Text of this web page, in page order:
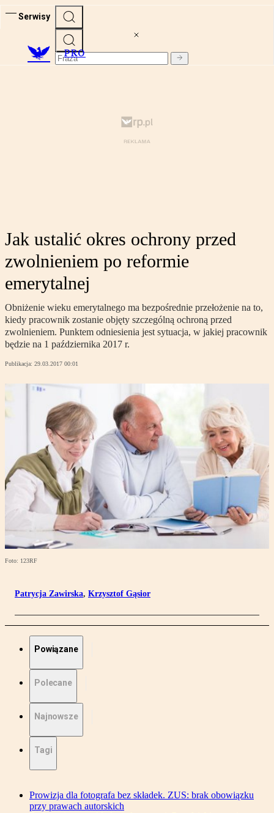
Serwisy
PRO
Jak ustalić okres ochrony przed
zwolnieniem po reformie
emerytalnej
Obniżenie wieku emerytalnego ma bezpośrednie przełożenie na to,
kiedy pracownik zostanie objęty szczególną ochroną przed
zwolnieniem. Punktem odniesienia jest sytuacja, w jakiej pracownik
będzie na 1 października 2017 r.
Publikacja: 29.03.2017 00:01
Foto: 123RF
Patrycja Zawirska, Krzysztof Gąsior
Powiązane
Polecane
Najnowsze
Tagi
Prowizja dla fotografa bez składek. ZUS: brak obowiązku
przy prawach autorskich